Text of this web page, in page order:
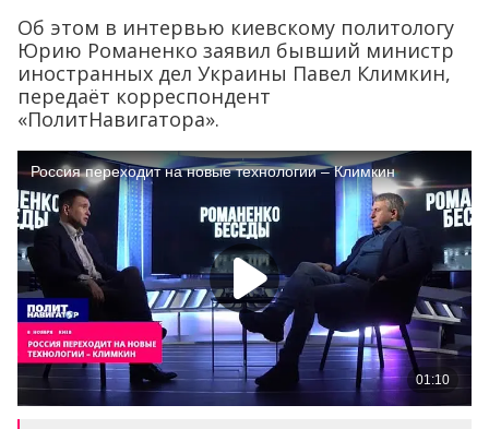
Об этом в интервью киевскому политологу
Юрию Романенко заявил бывший министр
иностранных дел Украины Павел Климкин,
передаёт корреспондент
«ПолитНавигатора».